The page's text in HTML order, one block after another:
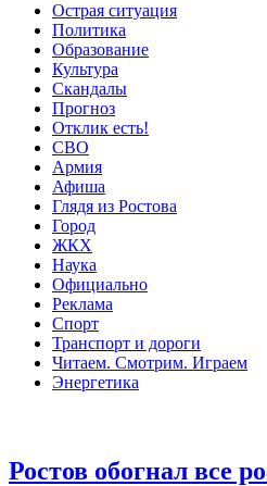
Острая ситуация
Политика
Образование
Культура
Скандалы
Прогноз
Отклик есть!
СВО
Армия
Афиша
Глядя из Ростова
Город
ЖКХ
Наука
Официально
Реклама
Спорт
Транспорт и дороги
Читаем. Смотрим. Играем
Энергетика
Ростов обогнал все